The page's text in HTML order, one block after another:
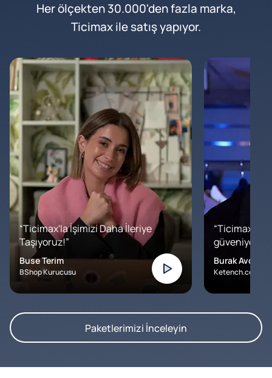
Her ölçekten 30.000'den fazla marka,
Ticimax ile satış yapıyor.
“Ticimax'la İşimizi Daha İleriye
Taşıyoruz!”
Buse Terim
BShop Kurucusu
“Ticimax'a
Burak Avcılar
Ketench.com –
Paketlerimizi İnceleyin